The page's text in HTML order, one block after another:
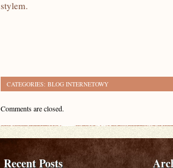
stylem.
CATEGORIES: BLOG INTERNETOWY
Comments are closed.
Recent Posts